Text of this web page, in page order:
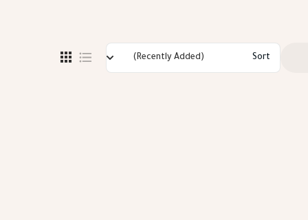
Sort
(Recently Added)